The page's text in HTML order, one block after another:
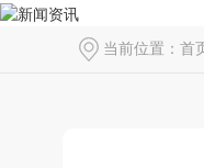
当前位置： 首